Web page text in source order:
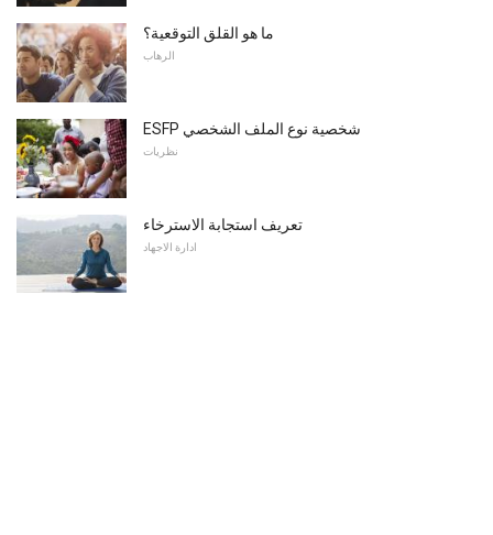
ما هو القلق التوقعية؟
الرهاب
ESFP شخصية نوع الملف الشخصي
نظريات
تعريف استجابة الاسترخاء
ادارة الاجهاد